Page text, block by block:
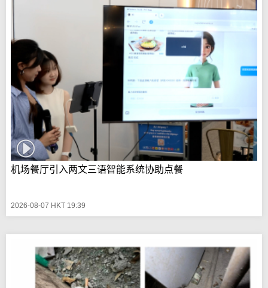
机场餐厅引入两文三语智能系统协助点餐
2026-08-07 HKT 19:39